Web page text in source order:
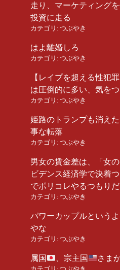
走り、マーケティング
投資に走る
カテゴリ: つぶやき
はよ離婚しろ
カテゴリ: つぶやき
【レイプを超える性
は圧倒的に多い、気を
カテゴリ: つぶやき
姫路のトランプも消え
事な転落
カテゴリ: つぶやき
男女の賃金差は、「女
ビデンス経済学で決着
でポリコレやるつもりだ
カテゴリ: つぶやき
パワーカップルという
やな
カテゴリ: つぶやき
属国 、宗主国 さま